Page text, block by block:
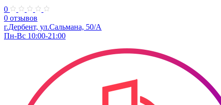
0
0 отзывов
г.Дербент, ул.Сальмана, 50/А
Пн-Вс 10:00-21:00